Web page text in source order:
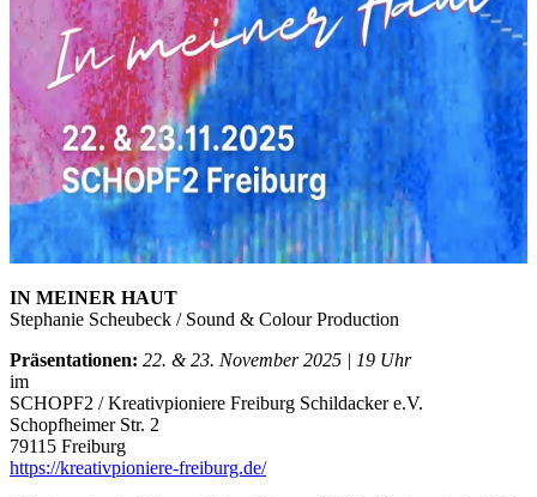
IN MEINER HAUT
Stephanie Scheubeck / Sound & Colour Production
Präsentationen: 22. & 23. November 2025 | 19 Uhr
im
SCHOPF2 / Kreativpioniere Freiburg Schildacker e.V.
Schopfheimer Str. 2
79115 Freiburg
https://kreativpioniere-freiburg.de/